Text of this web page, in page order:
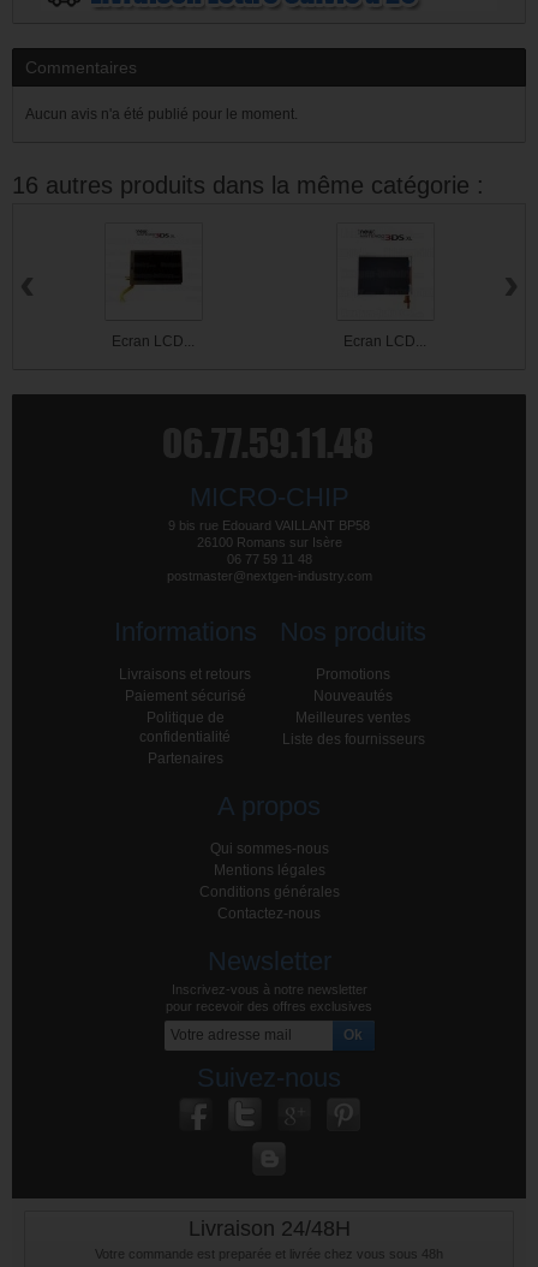
Commentaires
Aucun avis n'a été publié pour le moment.
16 autres produits dans la même catégorie :
Ecran LCD... Ecran LCD...
‹ ›
MICRO-CHIP
9 bis rue Edouard VAILLANT BP58
26100 Romans sur Isère
06 77 59 11 48
postmaster@nextgen-industry.com
Informations
Livraisons et retours
Paiement sécurisé
Politique de
confidentialité
Partenaires
Nos produits
Promotions
Nouveautés
Meilleures ventes
Liste des fournisseurs
A propos
Qui sommes-nous
Mentions légales
Conditions générales
Contactez-nous
Newsletter
Inscrivez-vous à notre newsletter
pour recevoir des offres exclusives
Suivez-nous
Livraison 24/48H
Votre commande est preparée et livrée chez vous sous 48h